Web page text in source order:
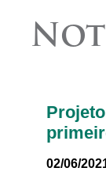
02/06/